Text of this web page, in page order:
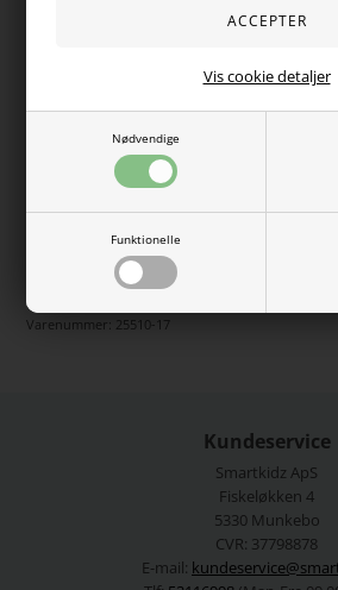
Nødvendige
Funktionelle
Vis cookie detaljer
Super fed ensfarvet mørkeblå strik
en blød blanding af viskose og nylon, og
have i ungernes basis garderobe året
OBS: Størrelse 122-128, 134-140 og 146-
Alle andre varianter er enkeltstørrelser.
80% viskose, 20% nylon.
Vaskes ved 30 grader.
Birkholm
Varenummer: 25510-17
Kundeservice
Smartkidz ApS
Fiskeløkken 4
5330 Munkebo
CVR: 37798878
E-mail: